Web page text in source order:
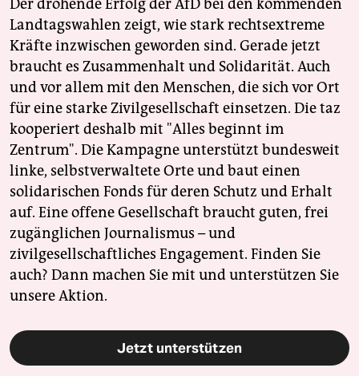
Der drohende Erfolg der AfD bei den kommenden
Landtagswahlen zeigt, wie stark rechtsextreme
Kräfte inzwischen geworden sind. Gerade jetzt
braucht es Zusammenhalt und Solidarität. Auch
und vor allem mit den Menschen, die sich vor Ort
für eine starke Zivilgesellschaft einsetzen. Die taz
kooperiert deshalb mit "Alles beginnt im
Zentrum". Die Kampagne unterstützt bundesweit
linke, selbstverwaltete Orte und baut einen
solidarischen Fonds für deren Schutz und Erhalt
auf. Eine offene Gesellschaft braucht guten, frei
zugänglichen Journalismus – und
zivilgesellschaftliches Engagement. Finden Sie
auch? Dann machen Sie mit und unterstützen Sie
unsere Aktion.
Jetzt unterstützen